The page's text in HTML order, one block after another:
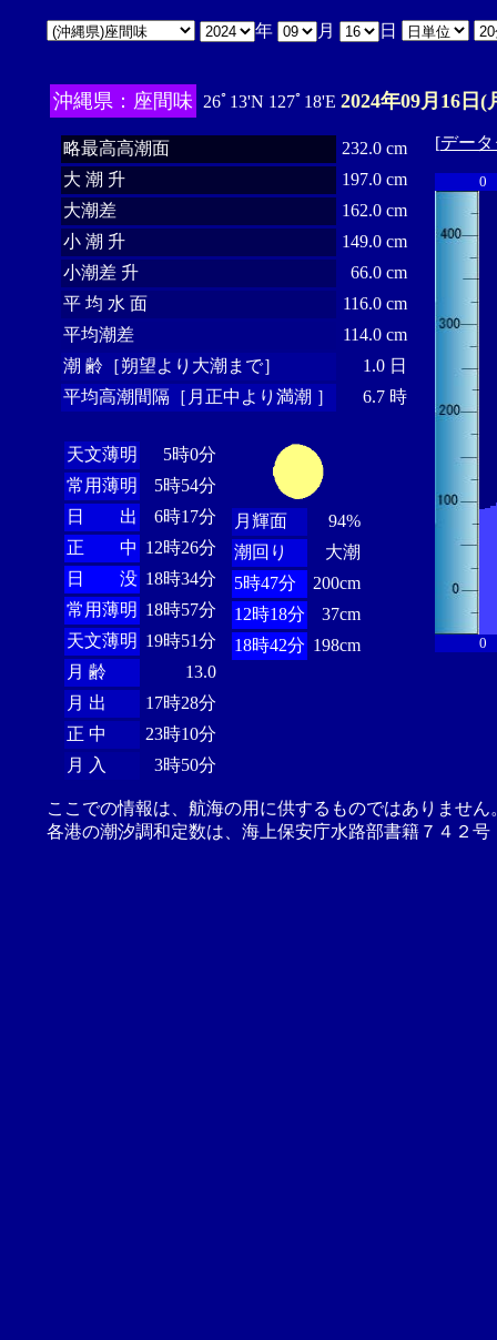
年 月 日
沖縄県：座間味 26ﾟ13'N 127ﾟ18'E 2024年09月16日(
略最高高潮面
232.0 cm
大 潮 升
197.0 cm
大潮差
162.0 cm
小 潮 升
149.0 cm
小潮差 升
66.0 cm
平 均 水 面
116.0 cm
平均潮差
114.0 cm
潮 齢［朔望より大潮まで］
1.0 日
平均高潮間隔［月正中より満潮 ］
6.7 時
天文薄明
5時0分
常用薄明
5時54分
日 出
6時17分
正 中 12時26分
日 没 18時34分
常用薄明 18時57分
天文薄明 19時51分
月 齢
13.0
月 出
17時28分
正 中
23時10分
月 入
3時50分
月輝面
94%
潮回り
大潮
5時47分
200cm
12時18分
37cm
18時42分 198cm
[デー
0
0
ここでの情報は、航海の用に供するものではありませ
各港の潮汐調和定数は、海上保安庁水路部書籍７４２